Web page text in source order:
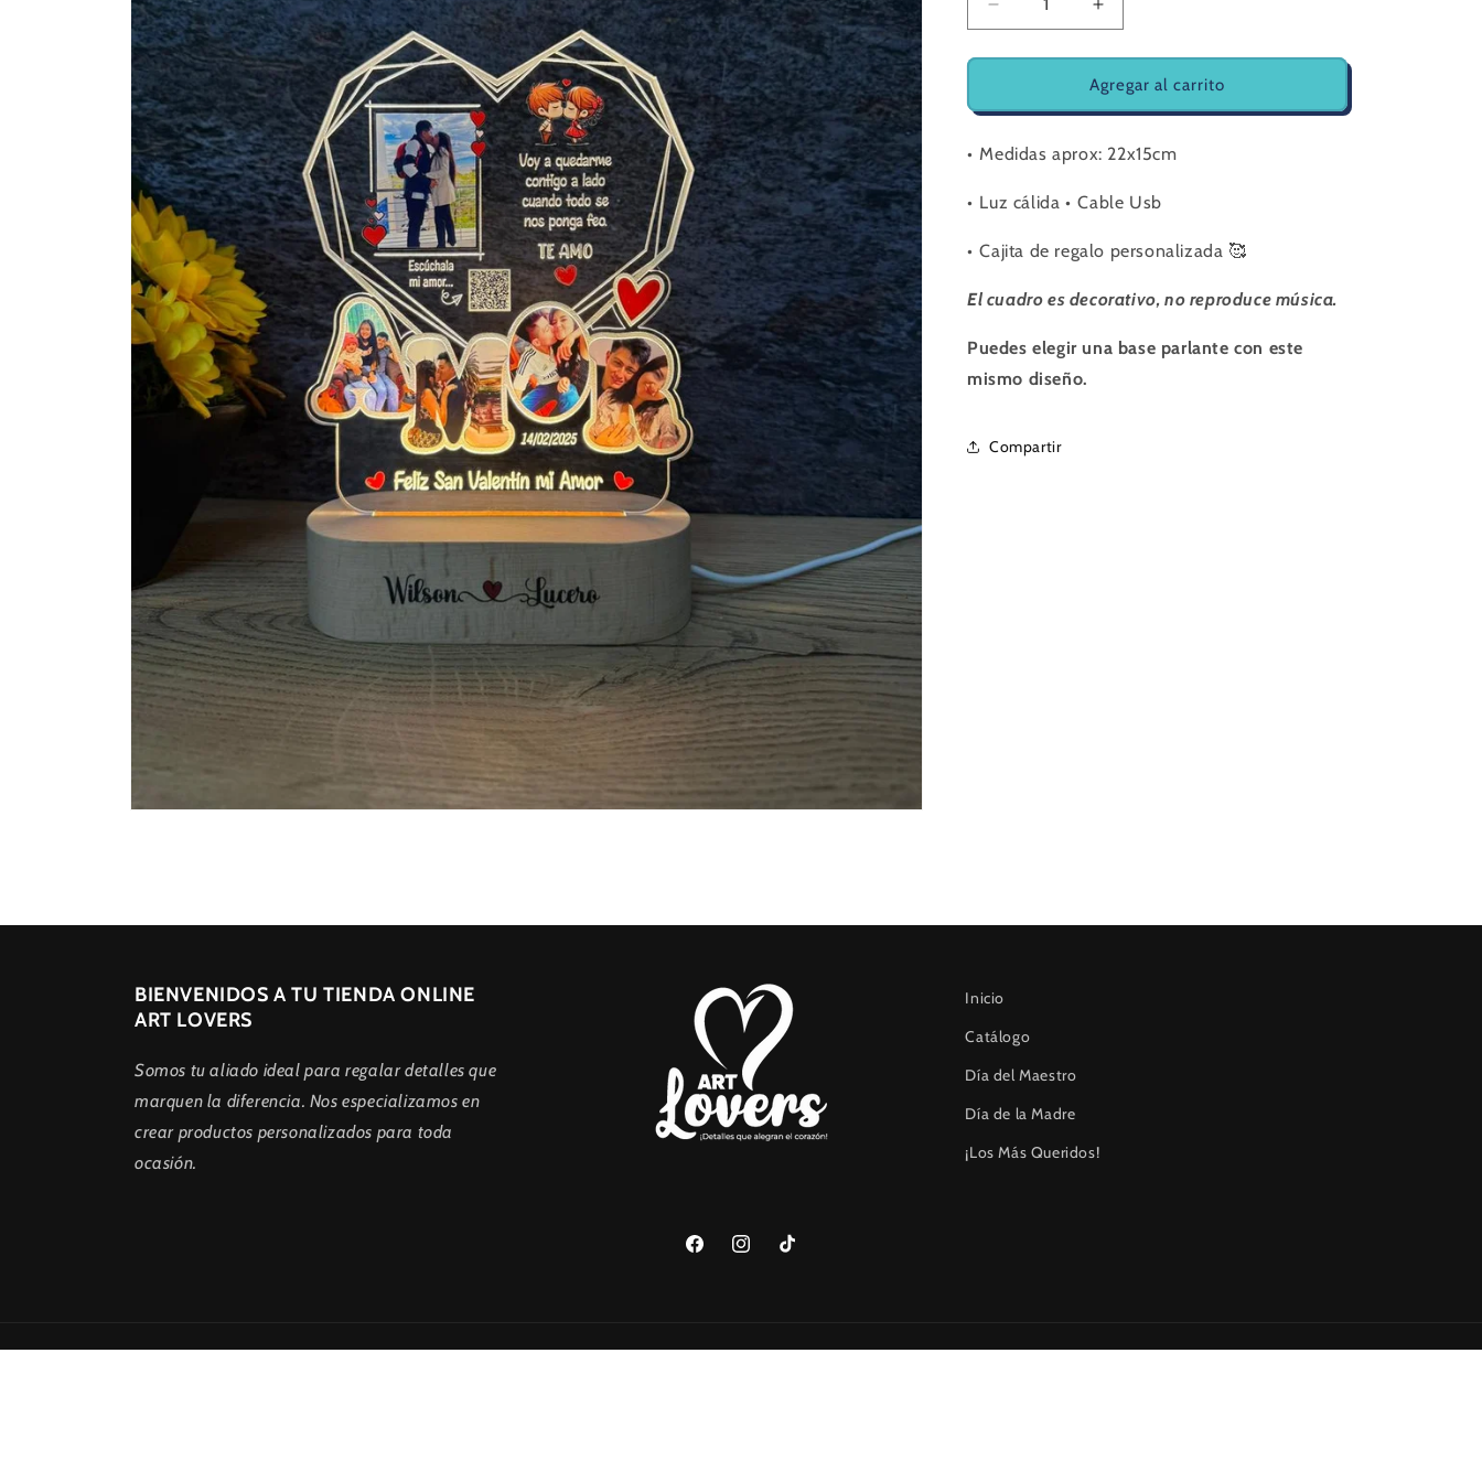
Reducir
cantidad
para
LED
Aumentar
cantidad
para
LAMPARA
LED
Agregar al carrito
•⁠ ⁠Medidas aprox: 22x15cm
•⁠ ⁠Luz cálida •⁠ ⁠Cable Usb
•⁠ ⁠Cajita de regalo personalizada 🥰
El cuadro es decorativo, no reproduce música.
Puedes elegir una base parlante con este
mismo diseño.
Compartir
BIENVENIDOS A TU TIENDA ONLINE
ART LOVERS
Somos tu aliado ideal para regalar detalles que
marquen la diferencia. Nos especializamos en
crear productos personalizados para toda
ocasión.
Inicio
Catálogo
Día del Maestro
Día de la Madre
¡Los Más Queridos!
FacebookInstagramTikTok